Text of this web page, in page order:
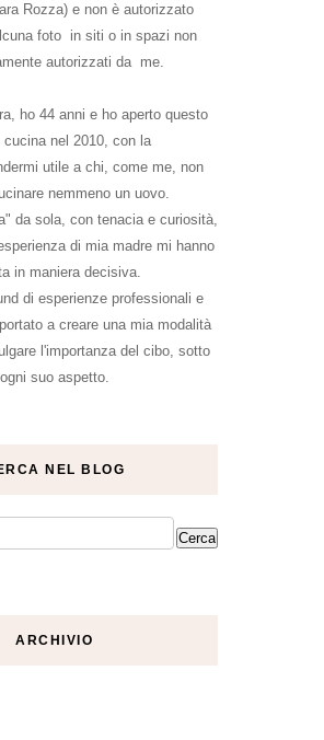
Rozza) e non è autorizzato
foto in siti o in spazi non
autorizzati da me.
ho 44 anni e ho aperto questo
cucina nel 2010, con la
utile a chi, come me, non
nemmeno un uovo.
da sola, con tenacia e curiosità,
di mia madre mi hanno
in maniera decisiva.
di esperienze professionali e
a creare una mia modalità
l'importanza del cibo, sotto
ogni suo aspetto.
NEL BLOG
ARCHIVIO